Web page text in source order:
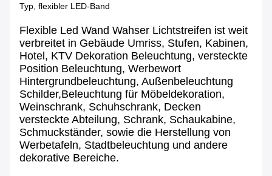
Typ, flexibler LED-Band
Flexible Led Wand Wahser Lichtstreifen ist weit
verbreitet in Gebäude Umriss, Stufen, Kabinen,
Hotel, KTV Dekoration Beleuchtung, versteckte
Position Beleuchtung, Werbewort
Hintergrundbeleuchtung, Außenbeleuchtung
Schilder,Beleuchtung für Möbeldekoration,
Weinschrank, Schuhschrank, Decken
versteckte Abteilung, Schrank, Schaukabine,
Schmuckständer, sowie die Herstellung von
Werbetafeln, Stadtbeleuchtung und andere
dekorative Bereiche.